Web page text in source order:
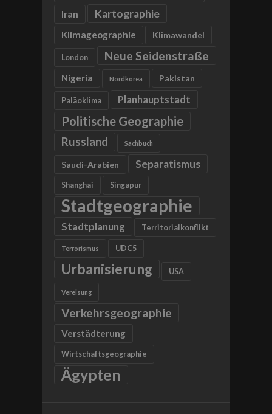
Iran Kartographie
Klimageographie Klimawandel
London Neue Seidenstraße
Nigeria Nordkorea Pakistan
Paläoklima Planhauptstadt
Politische Geographie
Russland Sachbuch
Saudi-Arabien Separatismus
Shanghai Singapur
Stadtgeographie
Stadtplanung Territorialkonflikt
Terrorismus UDC5
Urbanisierung USA
Vereisung
Verkehrsgeographie
Verstädterung
Wirtschaftsgeographie
Ägypten